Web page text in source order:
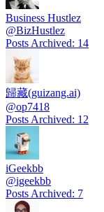
Business Hustlez
@BizHustlez
Posts Archived: 14
歸藏(guizang.ai)
@op7418
Posts Archived: 12
iGeekbb
@igeekbb
Posts Archived: 7